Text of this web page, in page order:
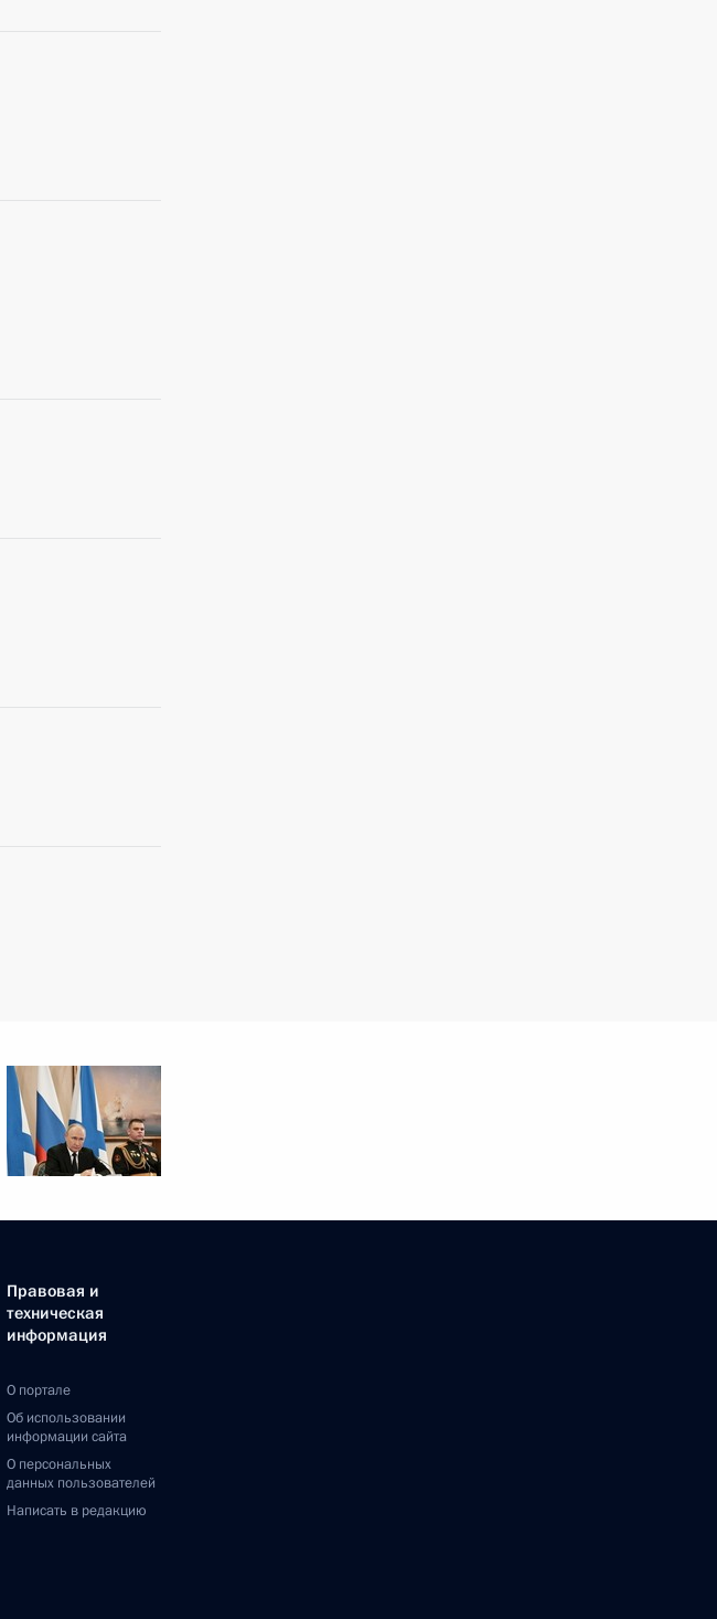
Правовая и
техническая
информация
О портале
Об использовании
информации сайта
О персональных
данных пользователей
Написать в редакцию